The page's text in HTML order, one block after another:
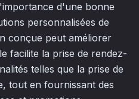
d'une bonne
personnalisées de
conçue peut améliorer
facilite la prise de rendez-
telles que la prise de
tout en fournissant des